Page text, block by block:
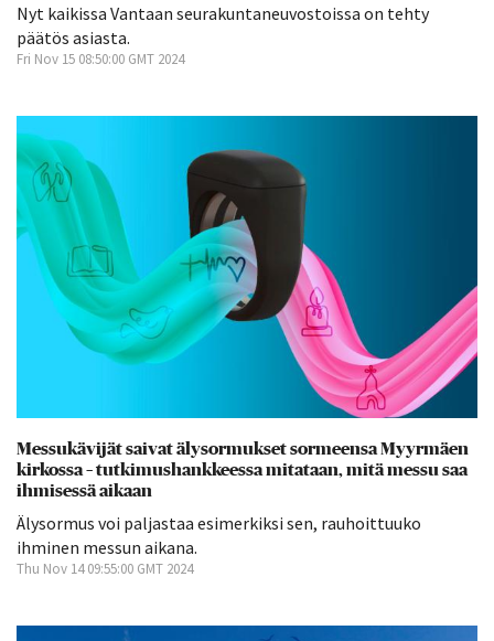
Nyt kaikissa Vantaan seurakuntaneuvostoissa on tehty
päätös asiasta.
Fri Nov 15 08:50:00 GMT 2024
Messukävijät saivat älysormukset sormeensa Myyrmäen
kirkossa – tutkimushankkeessa mitataan, mitä messu saa
ihmisessä aikaan
Älysormus voi paljastaa esimerkiksi sen, rauhoittuuko
ihminen messun aikana.
Thu Nov 14 09:55:00 GMT 2024